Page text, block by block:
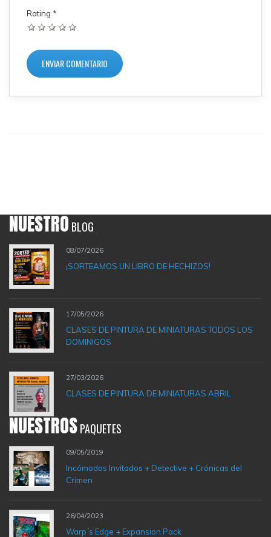
Rating *
NUESTROBLOG
08/07/2026
¡SORTEAMOS UN LIBRO DE HECHIZOS!
17/05/2026
CLASES DE PINTURA DE MINIATURAS TODOS LOS
DOMINIGOS
27/03/2026
CLASES DE PINTURA DE MINIATURAS ABRIL
NUESTROSPAQUETES
09/05/2019
Incómodos Invitados + Detective + Crónicas del
Crimen
26/04/2023
Warp´s Edge + Expansion Pack